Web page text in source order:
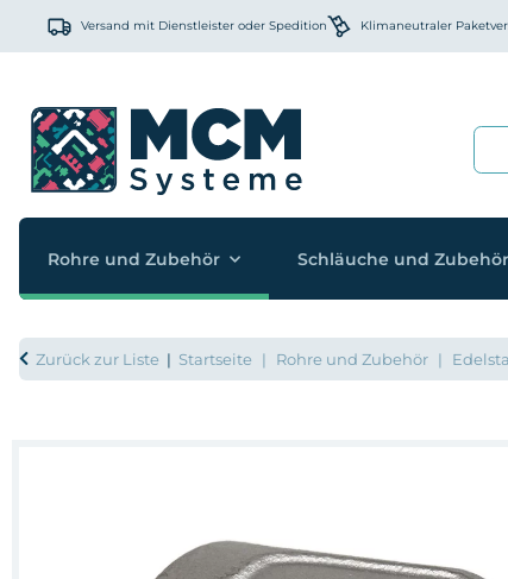
Versand mit Dienstleister oder Spedition Klimaneutraler
Rohre und Zubehör Schläuche und Zubehör
Zurück zur Liste Startseite Rohre und Zubehör